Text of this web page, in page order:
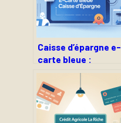
Caisse d’épargne e-
carte bleue :
fonctionnement,
activation et
sécurité